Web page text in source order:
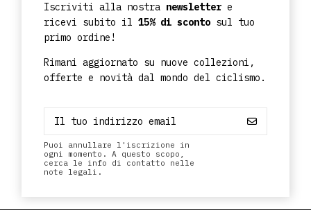
Iscriviti alla nostra newslettere
ricevi subito il 15% di scontosul tuo
primo ordine!
Rimani aggiornato su nuove collezioni,
offerte e novità dal mondo del ciclismo.
Puoi annullare l'iscrizione in
ogni momento. A questo scopo,
cerca le info di contatto nelle
note legali.